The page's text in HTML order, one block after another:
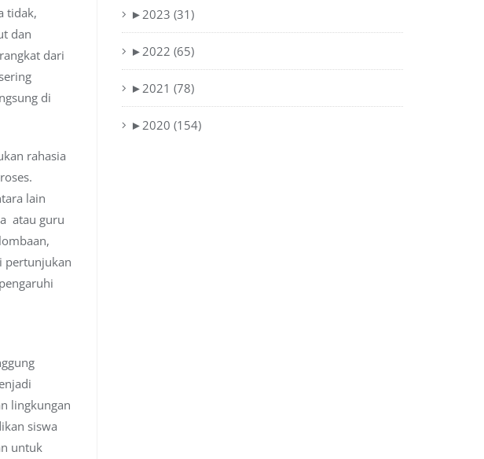
tidak,
dan
dari
di
rahasia
lain
atau guru
pertunjukan
lingkungan
siswa
untuk
►2023 (31)
►2022 (65)
►2021 (78)
►2020 (154)